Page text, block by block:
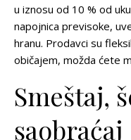
u iznosu od 10 % od
napojnica previsoke,
hranu. Prodavci su
običajem, možda ćete
Smeštaj,
saobraćaj